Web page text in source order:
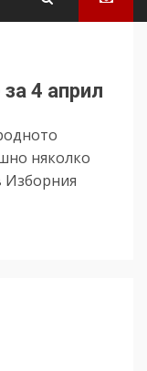
4 април
няколко
Изборния